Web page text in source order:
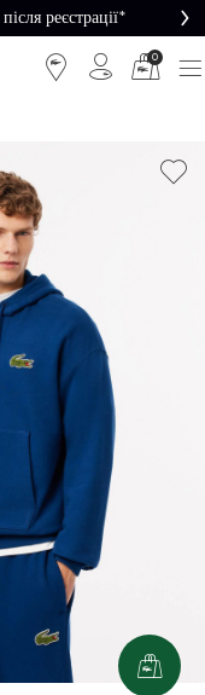
реєстрації*
0